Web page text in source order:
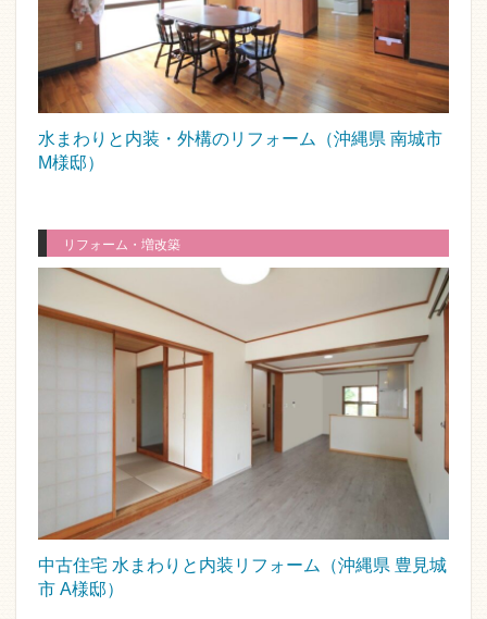
水まわりと内装・外構のリフォーム（沖縄県 南城市
M様邸）
リフォーム・増改築
中古住宅 水まわりと内装リフォーム（沖縄県 豊見城
市 A様邸）